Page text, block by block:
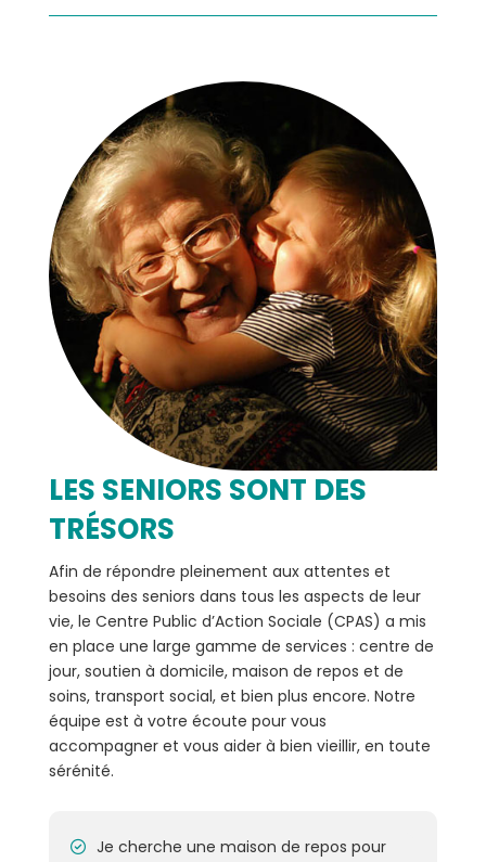
LES SENIORS SONT DES
TRÉSORS
Afin de répondre pleinement aux attentes et
besoins des seniors dans tous les aspects de leur
vie, le Centre Public d’Action Sociale (CPAS) a mis
en place une large gamme de services : centre de
jour, soutien à domicile, maison de repos et de
soins, transport social, et bien plus encore. Notre
équipe est à votre écoute pour vous
accompagner et vous aider à bien vieillir, en toute
sérénité.
Je cherche une maison de repos pour